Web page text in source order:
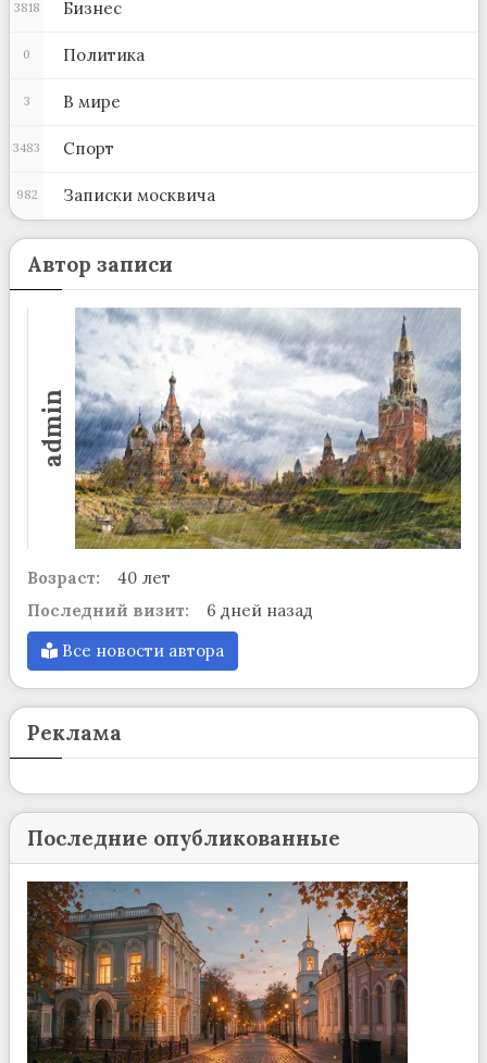
Бизнес
3818
Политика
0
В мире
3
Спорт
3483
Записки москвича
982
Автор записи
admin
Возраст:
40 лет
Последний визит:
6 дней назад
Все новости автора
Реклама
Последние опубликованные